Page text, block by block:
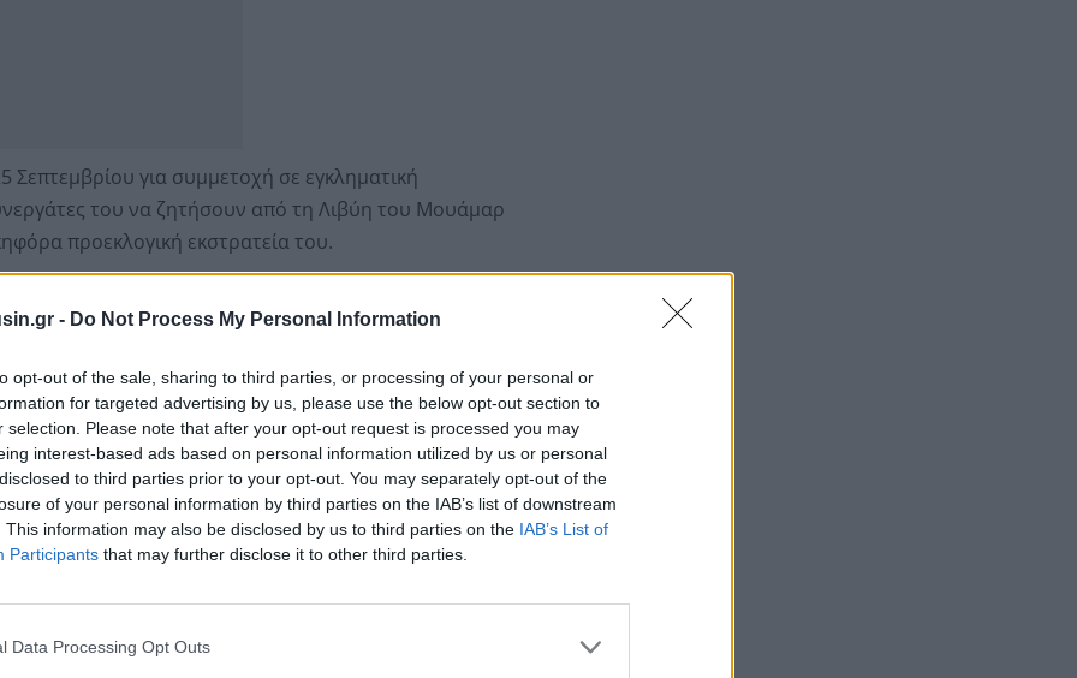
- Do Not Process My Personal Information
opt-out of the sale, sharing to third parties, or processing of your personal or
for targeted advertising by us, please use the below opt-out section to
selection. Please note that after your opt-out request is processed you may
interest-based ads based on personal information utilized by us or personal
to third parties prior to your opt-out. You may separately opt-out of the
of your personal information by third parties on the IAB’s list of downstream
This information may also be disclosed by us to third parties on the IAB’s List of
Participants that may further disclose it to other third parties.
Data Processing Opt Outs
Σεπτεμβρίου για συμμετοχή σε εγκληματική
του να ζητήσουν από τη Λιβύη του Μουάμαρ
προεκλογική εκστρατεία του.
10 Νοεμβρίου δικαστήριο του Παρισιού
ωστόσο να φορά ηλεκτρονικό βραχιολάκι.